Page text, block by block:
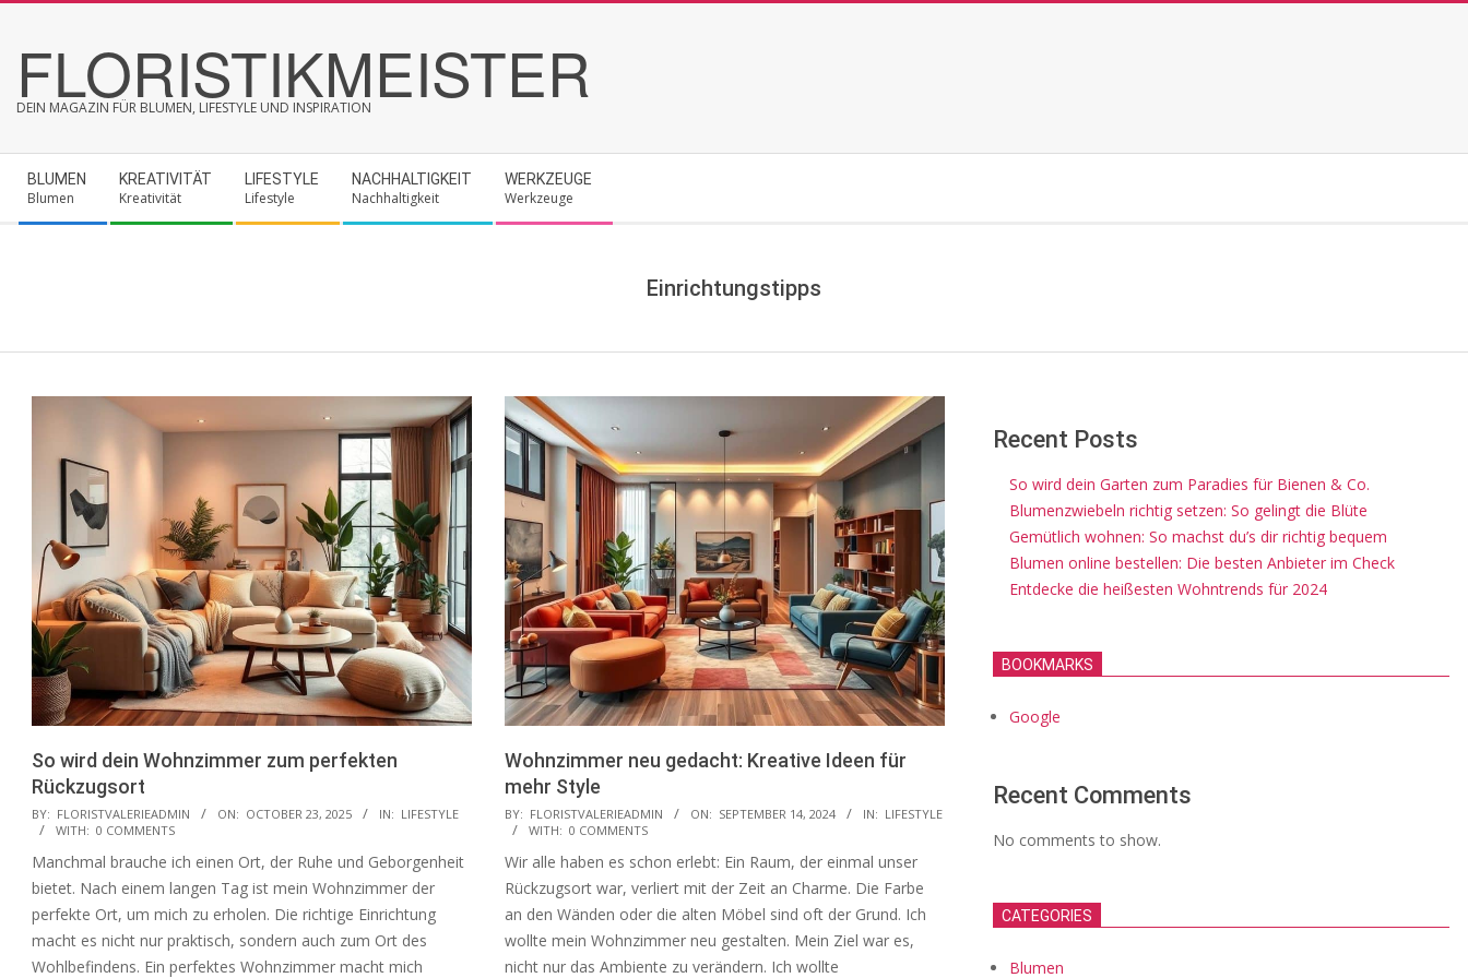
contentFLORISTIKMEISTER
DEIN MAGAZIN FÜR BLUMEN, LIFESTYLE UND INSPIRATION
Navigation
Menu
BLUMEN
Blumen
KREATIVITÄT
Kreativität
LIFESTYLE
Lifestyle
NACHHALTIGKEIT
Nachhaltigkeit
WERKZEUGE
Werkzeuge
Einrichtungstipps
So wird dein Wohnzimmer zum perfekten
Rückzugsort
2025-
10-
23
BY: FLORISTVALERIEADMIN ON: OCTOBER 23, 2025 IN: LIFESTYLE
WITH: 0 COMMENTS
Manchmal brauche ich einen Ort, der Ruhe und Geborgenheit
bietet. Nach einem langen Tag ist mein Wohnzimmer der
perfekte Ort, um mich zu erholen. Die richtige Einrichtung
macht es nicht nur praktisch, sondern auch zum Ort des
Wohlbefindens. Ein perfektes Wohnzimmer macht mich
Wohnzimmer neu gedacht: Kreative Ideen für
mehr Style
2024-
09-
14
BY: FLORISTVALERIEADMIN ON: SEPTEMBER 14, 2024 IN: LIFESTYLE
WITH: 0 COMMENTS
Wir alle haben es schon erlebt: Ein Raum, der einmal unser
Rückzugsort war, verliert mit der Zeit an Charme. Die Farbe
an den Wänden oder die alten Möbel sind oft der Grund. Ich
wollte mein Wohnzimmer neu gestalten. Mein Ziel war es,
nicht nur das Ambiente zu verändern. Ich wollte
Recent Posts
So wird dein Garten zum Paradies für Bienen & Co.
Blumenzwiebeln richtig setzen: So gelingt die Blüte
Gemütlich wohnen: So machst du’s dir richtig bequem
Blumen online bestellen: Die besten Anbieter im Check
Entdecke die heißesten Wohntrends für 2024
BOOKMARKS
Google
Recent Comments
No comments to show.
CATEGORIES
Blumen